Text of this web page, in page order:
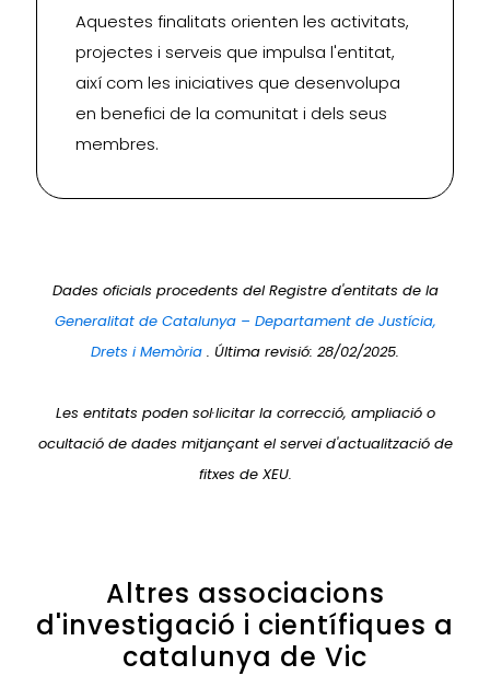
Aquestes finalitats orienten les activitats,
projectes i serveis que impulsa l'entitat,
així com les iniciatives que desenvolupa
en benefici de la comunitat i dels seus
membres.
Dades oficials procedents del Registre d'entitats de la
Generalitat de Catalunya – Departament de Justícia,
Drets i Memòria . Última revisió: 28/02/2025.
Les entitats poden sol·licitar la correcció, ampliació o
ocultació de dades mitjançant el servei d'actualització de
fitxes de XEU.
Altres associacions
d'investigació i científiques a
catalunya de Vic